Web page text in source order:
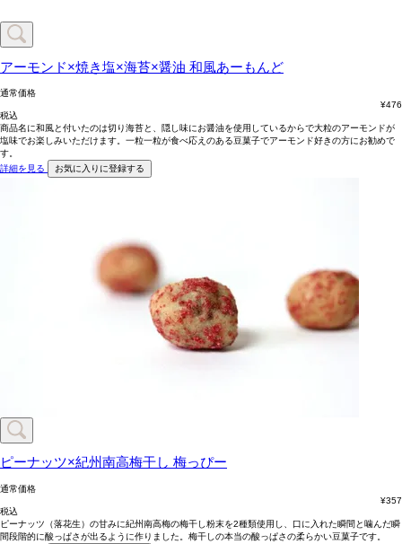
アーモンド×焼き塩×海苔×醤油 和風あーもんど
通常価格
¥476
税込
商品名に和風と付いたのは切り海苔と、隠し味にお醤油を使用しているからで大粒のアーモンドが
塩味でお楽しみいただけます。一粒一粒が食べ応えのある豆菓子でアーモンド好きの方にお勧めで
す。
詳細を見る
お気に入りに登録する
ピーナッツ×紀州南高梅干し 梅っぴー
通常価格
¥357
税込
ピーナッツ（落花生）の甘みに紀州南高梅の梅干し粉末を2種類使用し、口に入れた瞬間と噛んだ瞬
間段階的に酸っぱさが出るように作りました。梅干しの本当の酸っぱさの柔らかい豆菓子です。